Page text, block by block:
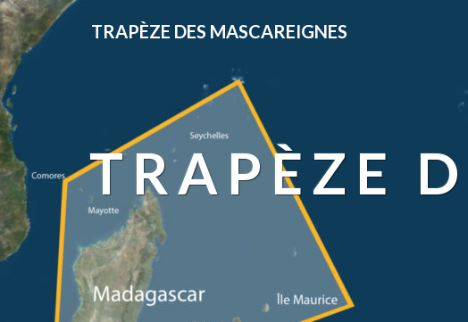
TRAPÈZE DES MASCAREIGNES
TRAPÈZE